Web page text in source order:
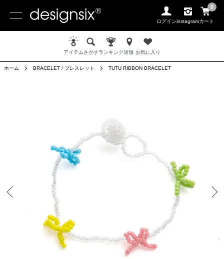
ログインinstagram
0
カート
アイテムさがすランキング店舗 お気に入り
ホーム BRACELET / ブレスレット TUTU RIBBON BRACELET